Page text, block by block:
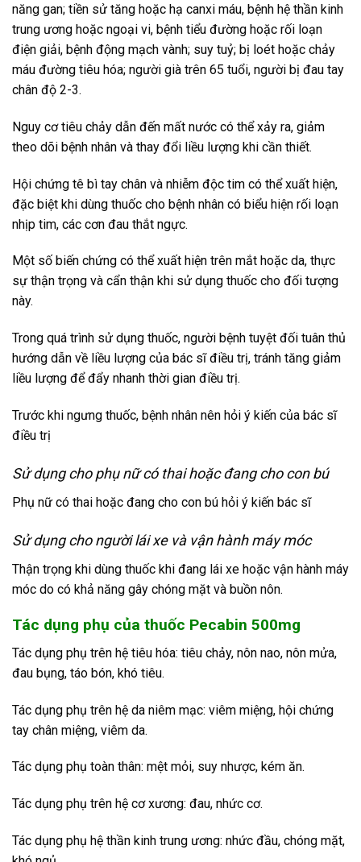
năng gan; tiền sử tăng hoặc hạ canxi máu, bệnh hệ thần kinh
trung ương hoặc ngoại vi, bệnh tiểu đường hoặc rối loạn
điện giải, bệnh động mạch vành; suy tuỷ; bị loét hoặc chảy
máu đường tiêu hóa; người già trên 65 tuổi, người bị đau tay
chân độ 2-3.
Nguy cơ tiêu chảy dẫn đến mất nước có thể xảy ra, giảm
theo dõi bệnh nhân và thay đổi liều lượng khi cần thiết.
Hội chứng tê bì tay chân và nhiễm độc tim có thể xuất hiện,
đặc biệt khi dùng thuốc cho bệnh nhân có biểu hiện rối loạn
nhịp tim, các cơn đau thắt ngực.
Một số biến chứng có thể xuất hiện trên mắt hoặc da, thực
sự thận trọng và cẩn thận khi sử dụng thuốc cho đối tượng
này.
Trong quá trình sử dụng thuốc, người bệnh tuyệt đối tuân thủ
hướng dẫn về liều lượng của bác sĩ điều trị, tránh tăng giảm
liều lượng để đẩy nhanh thời gian điều trị.
Trước khi ngưng thuốc, bệnh nhân nên hỏi ý kiến của bác sĩ
điều trị
Sử dụng cho phụ nữ có thai hoặc đang cho con bú
Phụ nữ có thai hoặc đang cho con bú hỏi ý kiến bác sĩ
Sử dụng cho người lái xe và vận hành máy móc
Thận trọng khi dùng thuốc khi đang lái xe hoặc vận hành máy
móc do có khả năng gây chóng mặt và buồn nôn.
Tác dụng phụ của thuốc Pecabin 500mg
Tác dụng phụ trên hệ tiêu hóa: tiêu chảy, nôn nao, nôn mửa,
đau bụng, táo bón, khó tiêu.
Tác dụng phụ trên hệ da niêm mạc: viêm miệng, hội chứng
tay chân miệng, viêm da.
Tác dụng phụ toàn thân: mệt mỏi, suy nhược, kém ăn.
Tác dụng phụ trên hệ cơ xương: đau, nhức cơ.
Tác dụng phụ hệ thần kinh trung ương: nhức đầu, chóng mặt,